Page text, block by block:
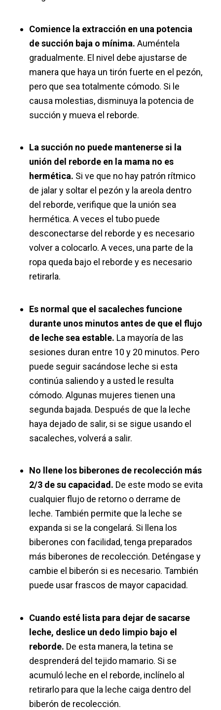
Comience la extracción en una potencia
de succión baja o mínima. Auméntela
gradualmente. El nivel debe ajustarse de
manera que haya un tirón fuerte en el pezón,
pero que sea totalmente cómodo. Si le
causa molestias, disminuya la potencia de
succión y mueva el reborde.
La succión no puede mantenerse si la
unión del reborde en la mama no es
hermética. Si ve que no hay patrón rítmico
de jalar y soltar el pezón y la areola dentro
del reborde, verifique que la unión sea
hermética. A veces el tubo puede
desconectarse del reborde y es necesario
volver a colocarlo. A veces, una parte de la
ropa queda bajo el reborde y es necesario
retirarla.
Es normal que el sacaleches funcione
durante unos minutos antes de que el flujo
de leche sea estable. La mayoría de las
sesiones duran entre 10 y 20 minutos. Pero
puede seguir sacándose leche si esta
continúa saliendo y a usted le resulta
cómodo. Algunas mujeres tienen una
segunda bajada. Después de que la leche
haya dejado de salir, si se sigue usando el
sacaleches, volverá a salir.
No llene los biberones de recolección más
2/3 de su capacidad. De este modo se evita
cualquier flujo de retorno o derrame de
leche. También permite que la leche se
expanda si se la congelará. Si llena los
biberones con facilidad, tenga preparados
más biberones de recolección. Deténgase y
cambie el biberón si es necesario. También
puede usar frascos de mayor capacidad.
Cuando esté lista para dejar de sacarse
leche, deslice un dedo limpio bajo el
reborde. De esta manera, la tetina se
desprenderá del tejido mamario. Si se
acumuló leche en el reborde, inclínelo al
retirarlo para que la leche caiga dentro del
biberón de recolección.